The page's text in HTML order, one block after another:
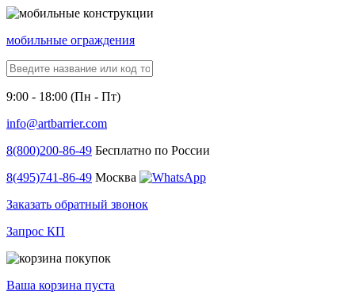
мобильные ограждения
9:00 - 18:00 (Пн - Пт)
info@artbarrier.com
8(800)200-86-49 Бесплатно по России
8(495)741-86-49 Москва
Заказать обратный звонок
Запрос КП
Ваша корзина пуста